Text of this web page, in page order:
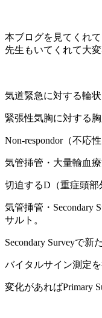
本ブログを見てくれ
先生もいてくれて大
気道緊急に対する輪状
緊張性気胸に対する胸
Non-respondor（不応
気管挿管・大量輸血療
切迫するD （重症頭
気管挿管・ Secondary
サルト。
Secondary Surveyで新
バイタルサイン測定を
変化があればPrimary